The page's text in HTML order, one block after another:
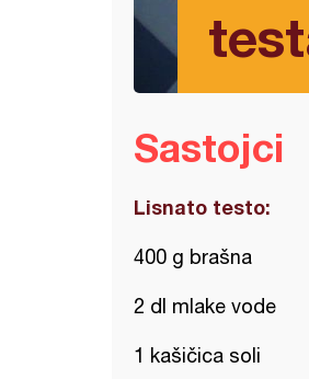
Sastojci
Lisnato testo:
400 g brašna
2 dl mlake vode
1 kašičica soli